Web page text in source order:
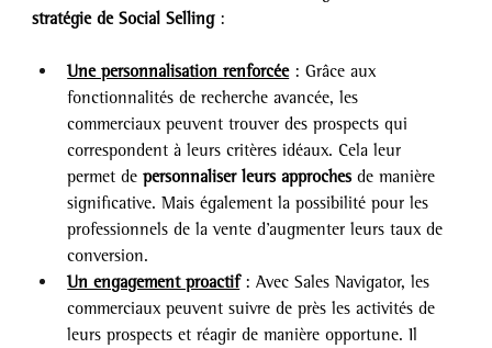
stratégie de Social Selling :
Une personnalisation renforcée : Grâce aux
fonctionnalités de recherche avancée, les
commerciaux peuvent trouver des prospects qui
correspondent à leurs critères idéaux. Cela leur
permet de personnaliser leurs approches de manière
significative. Mais également la possibilité pour les
professionnels de la vente d’augmenter leurs taux de
conversion.
Un engagement proactif : Avec Sales Navigator, les
commerciaux peuvent suivre de près les activités de
leurs prospects et réagir de manière opportune. Il